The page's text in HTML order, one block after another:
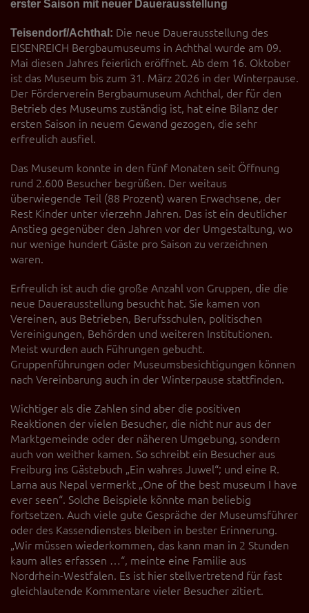
Diese Website nutzt Matomo Analytics für die Auswertung der
ausschließlich auf unseren eigenen Servern gespeichert. Eine
Übertragung an Dritte erfolgt nicht. Wir verwenden die Funktion
AnonymizeIP zur Anonymisierung Ihrer IP-Adresse, so dass diese gekürzt
wird und nicht mehr Ihrem Besuch auf unserer Internetseite zugeordnet
werden kann.
YouTube / Vimeo
Videos werden über die Plattformen YouTube oder Vimeo eingebunden.
Wir nutzen YouTube im erweiterten Datenschutzmodus. Dieser Modus
Besucher auf dieser Website speichert, bevor diese sich das Video
ansehen.
Eingebundene Inhalte
eingebunden. Das können Kartendienste wie z.B. Google Maps sein
oder auch Anwendungen einer externen Website.
erster Saison mit neuer Dauerausstellung
Teisendorf/Achthal: Die neue Dauerausstellung des
EISENREICH Bergbaumuseums in Achthal wurde am 09.
Mai diesen Jahres feierlich eröffnet. Ab dem 16. Oktober
ist das Museum bis zum 31. März 2026 in der Winterpause.
Der Förderverein Bergbaumuseum Achthal, der für den
Betrieb des Museums zuständig ist, hat eine Bilanz der
ersten Saison in neuem Gewand gezogen, die sehr
erfreulich ausfiel.
Das Museum konnte in den fünf Monaten seit Öffnung
rund 2.600 Besucher begrüßen. Der weitaus
überwiegende Teil (88 Prozent) waren Erwachsene, der
Rest Kinder unter vierzehn Jahren. Das ist ein deutlicher
Anstieg gegenüber den Jahren vor der Umgestaltung, wo
nur wenige hundert Gäste pro Saison zu verzeichnen
waren.
Erfreulich ist auch die große Anzahl von Gruppen, die die
neue Dauerausstellung besucht hat. Sie kamen von
Vereinen, aus Betrieben, Berufsschulen, politischen
Vereinigungen, Behörden und weiteren Institutionen.
Meist wurden auch Führungen gebucht.
Gruppenführungen oder Museumsbesichtigungen können
nach Vereinbarung auch in der Winterpause stattfinden.
Wichtiger als die Zahlen sind aber die positiven
Reaktionen der vielen Besucher, die nicht nur aus der
Marktgemeinde oder der näheren Umgebung, sondern
auch von weither kamen. So schreibt ein Besucher aus
Freiburg ins Gästebuch „Ein wahres Juwel“; und eine R.
Larna aus Nepal vermerkt „One of the best museum I have
ever seen“. Solche Beispiele könnte man beliebig
fortsetzen. Auch viele gute Gespräche der Museumsführer
oder des Kassendienstes bleiben in bester Erinnerung.
„Wir müssen wiederkommen, das kann man in 2 Stunden
kaum alles erfassen …“, meinte eine Familie aus
Nordrhein-Westfalen. Es ist hier stellvertretend für fast
gleichlautende Kommentare vieler Besucher zitiert.